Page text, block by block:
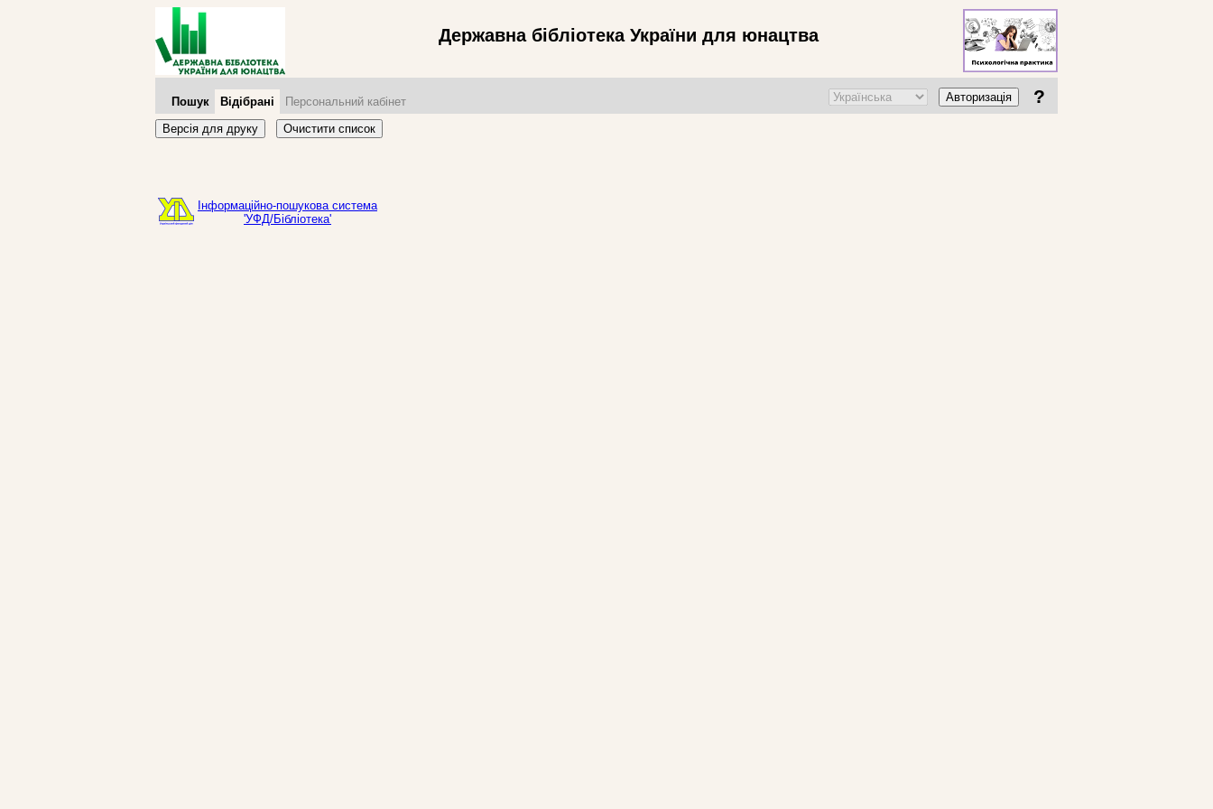
Державна бібліотека України для юнацтва
Пошук Відібрані Персональний кабінет Авторизація ?
Версія для друку Очистити список
Інформаційно-пошукова система
'УФД/Бібліотека'